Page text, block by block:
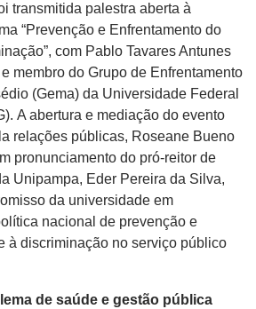
transmitida palestra aberta à
“Prevenção e Enfrentamento do
com Pablo Tavares Antunes
membro do Grupo de Enfrentamento
(Gema) da Universidade Federal
A abertura e mediação do evento
relações públicas, Roseane Bueno
pronunciamento do pró-reitor de
Unipampa, Eder Pereira da Silva,
da universidade em
nacional de prevenção e
à discriminação no serviço público
de saúde e gestão pública